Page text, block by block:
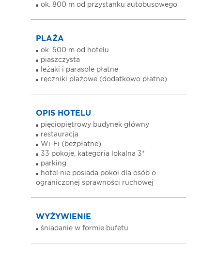
ok. 800 m od przystanku autobusowego
PLAŻA
ok. 500 m od hotelu
piaszczysta
leżaki i parasole płatne
ręczniki plażowe (dodatkowo płatne)
OPIS HOTELU
pięciopiętrowy budynek główny
restauracja
Wi-Fi (bezpłatne)
33 pokoje, kategoria lokalna 3*
parking
hotel nie posiada pokoi dla osób o
ograniczonej sprawności ruchowej
WYŻYWIENIE
śniadanie w formie bufetu